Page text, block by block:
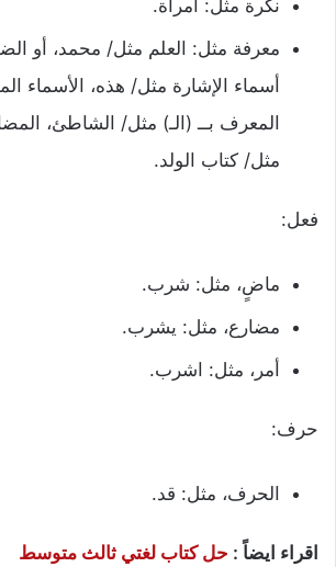
نكرة مثل: امرأة.
معرفة مثل: العلم مثل/ محمد، أو
أسماء الإشارة مثل/ هذه، الأسماء
المعرف بــ (الـ) مثل/ الشاطئ،
مثل/ كتاب الولد.
فعل:
ماضٍ، مثل: شرب.
مضارع، مثل: يشرب.
أمر، مثل: اشرب.
حرف:
الحرف، مثل: قد.
اقراء ايضاً : حل كتاب لغتي ثالث متوسط